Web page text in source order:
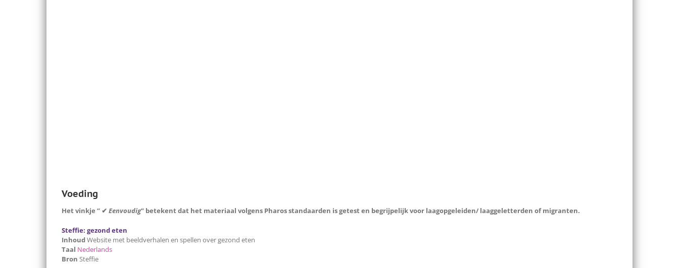
Voeding
Het vinkje ” ✔ Eenvoudig” betekent dat het materiaal volgens Pharos standaarden is getest en begrijpelijk voor laagopgeleiden/ laaggeletterden of migranten.
Steffie: gezond eten
InhoudWebsite met beeldverhalen en spellen over gezond eten
Taal Nederlands
Bron Steffie